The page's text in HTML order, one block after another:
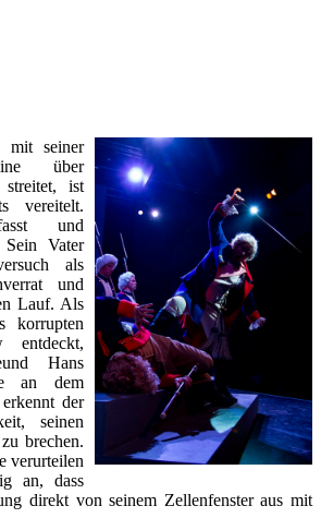
mit seiner
über
streitet, ist
vereitelt.
und
Sein Vater
als
und
Lauf. Als
korrupten
entdeckt,
Hans
an dem
der
seinen
brechen.
verurteilen
an, dass
direkt von seinem Zellenfenster aus mit